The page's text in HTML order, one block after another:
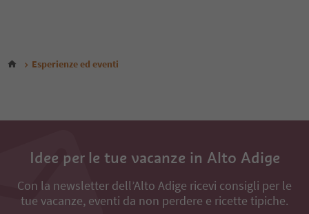
9
10
Esperienze ed eventi
Idee per le tue vacanze in Alto Adige
Con la newsletter dell’Alto Adige ricevi consigli per le
tue vacanze, eventi da non perdere e ricette tipiche.